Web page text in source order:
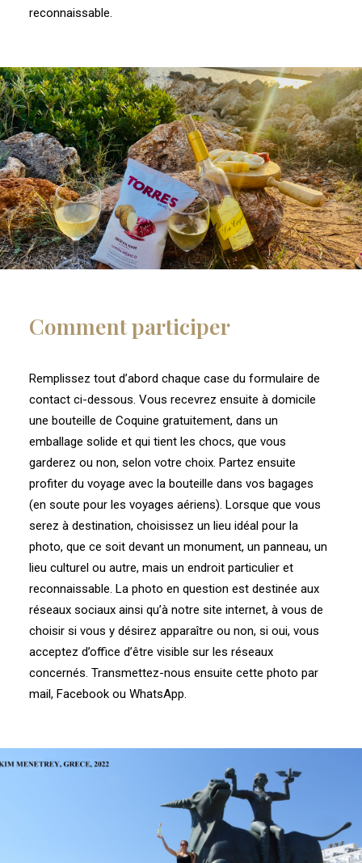
reconnaissable.
Comment participer
Remplissez tout d’abord chaque case du formulaire de
contact ci-dessous. Vous recevrez ensuite à domicile
une bouteille de Coquine gratuitement, dans un
emballage solide et qui tient les chocs, que vous
garderez ou non, selon votre choix. Partez ensuite
profiter du voyage avec la bouteille dans vos bagages
(en soute pour les voyages aériens). Lorsque que vous
serez à destination, choisissez un lieu idéal pour la
photo, que ce soit devant un monument, un panneau, un
lieu culturel ou autre, mais un endroit particulier et
reconnaissable. La photo en question est destinée aux
réseaux sociaux ainsi qu’à notre site internet, à vous de
choisir si vous y désirez apparaître ou non, si oui, vous
acceptez d’office d’être visible sur les réseaux
concernés. Transmettez-nous ensuite cette photo par
mail, Facebook ou WhatsApp.